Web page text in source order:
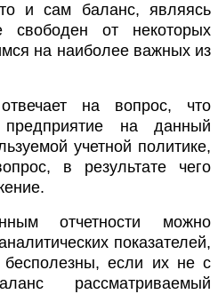
и сам баланс, являясь
свободен от некоторых
на наиболее важных из
на вопрос, что
предприятие на данный
учетной политике,
в результате чего
отчетности можно
показателей,
если их не с
рассматриваемый